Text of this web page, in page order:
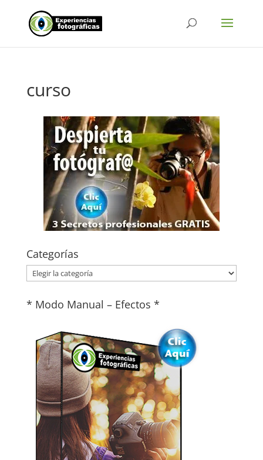
curso
Categorías
Categorías
* Modo Manual – Efectos *